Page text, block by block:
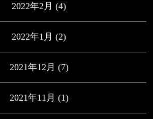
2022年2月 (4)
2022年1月 (2)
2021年12月 (7)
2021年11月 (1)